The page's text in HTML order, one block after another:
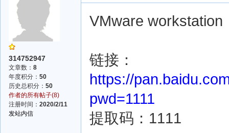
314752947
文章数： 8
年度积分： 50
历史总积分： 50
作者的所有帖子(8)
注册时间： 2020/2/11
发站内信
VMware
链接：
https://
pwd=1111
提取码：1111